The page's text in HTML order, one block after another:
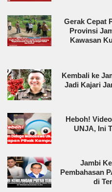
Gerak Cepat
Provinsi
Kawasan
Kembali ke
Jadi Kajari
Heboh!
UNJA, Ini
Jambi
Pembahasan
di